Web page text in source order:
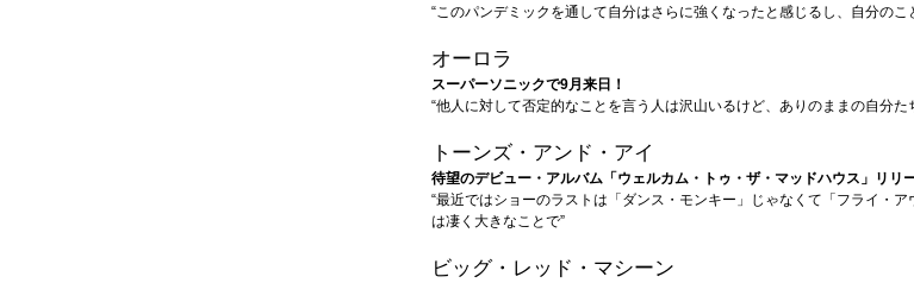
“このパンデミックを通して自分はさらに強くなったと感じるし、自分の
オーロラ
スーパーソニックで9月来日！
“他人に対して否定的なことを言う人は沢山いるけど、ありのままの自分
トーンズ・アンド・アイ
待望のデビュー・アルバム「ウェルカム・トゥ・ザ・マッドハウス」リリ
“最近ではショーのラストは「ダンス・モンキー」じゃなくて「フライ・
は凄く大きなことで”
ビッグ・レッド・マシーン